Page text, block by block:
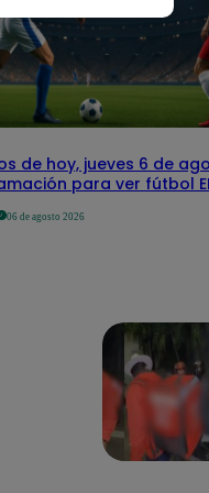
de hoy, jueves 6 de
para ver fútbol
06 de agosto 2026